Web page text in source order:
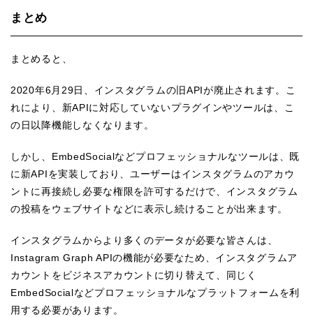
まとめ
まとめると、
2020年6月29日、インスタグラムの旧APIが廃止されます。こ
れにより、新APIに対応していないプラグインやツールは、こ
の日以降機能しなくなります。
しかし、EmbedSocialなどプロフェッショナルなツールは、既
に新APIを実装しており、ユーザーはインスタグラムのアカウ
ントに再接続し必要な権限を許可するだけで、インスタグラム
の投稿をウェブサイトなどに表示し続けることが出来ます。
インスタグラムからより多くのデータが必要な皆さんは、
Instagram Graph APIの機能が必要なため、インスタグラムア
カウントをビジネスアカウントに切り替えて、同じく
EmbedSocialなどプロフェッショナルなプラットフォームを利
用する必要があります。